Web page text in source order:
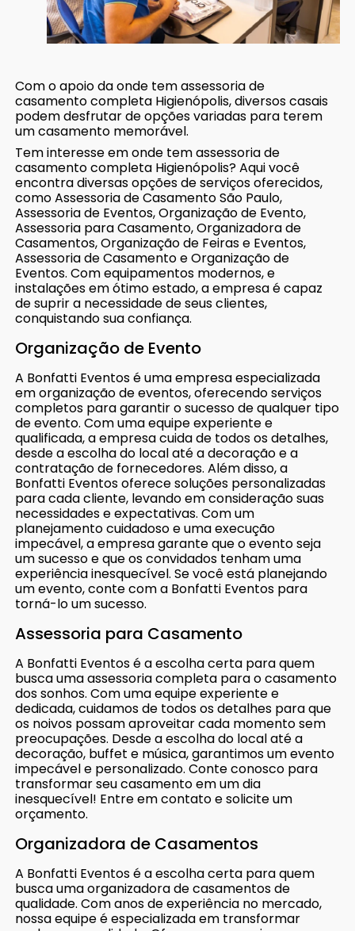
Com o apoio da onde tem assessoria de
casamento completa Higienópolis, diversos casais
podem desfrutar de opções variadas para terem
um casamento memorável.
Tem interesse em onde tem assessoria de
casamento completa Higienópolis? Aqui você
encontra diversas opções de serviços oferecidos,
como Assessoria de Casamento São Paulo,
Assessoria de Eventos, Organização de Evento,
Assessoria para Casamento, Organizadora de
Casamentos, Organização de Feiras e Eventos,
Assessoria de Casamento e Organização de
Eventos. Com equipamentos modernos, e
instalações em ótimo estado, a empresa é capaz
de suprir a necessidade de seus clientes,
conquistando sua confiança.
Organização de Evento
A Bonfatti Eventos é uma empresa especializada
em organização de eventos, oferecendo serviços
completos para garantir o sucesso de qualquer tipo
de evento. Com uma equipe experiente e
qualificada, a empresa cuida de todos os detalhes,
desde a escolha do local até a decoração e a
contratação de fornecedores. Além disso, a
Bonfatti Eventos oferece soluções personalizadas
para cada cliente, levando em consideração suas
necessidades e expectativas. Com um
planejamento cuidadoso e uma execução
impecável, a empresa garante que o evento seja
um sucesso e que os convidados tenham uma
experiência inesquecível. Se você está planejando
um evento, conte com a Bonfatti Eventos para
torná-lo um sucesso.
Assessoria para Casamento
A Bonfatti Eventos é a escolha certa para quem
busca uma assessoria completa para o casamento
dos sonhos. Com uma equipe experiente e
dedicada, cuidamos de todos os detalhes para que
os noivos possam aproveitar cada momento sem
preocupações. Desde a escolha do local até a
decoração, buffet e música, garantimos um evento
impecável e personalizado. Conte conosco para
transformar seu casamento em um dia
inesquecível! Entre em contato e solicite um
orçamento.
Organizadora de Casamentos
A Bonfatti Eventos é a escolha certa para quem
busca uma organizadora de casamentos de
qualidade. Com anos de experiência no mercado,
nossa equipe é especializada em transformar